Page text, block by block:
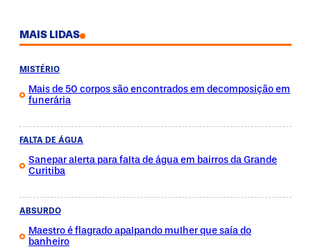
MAIS LIDAS
MISTÉRIO
Mais de 50 corpos são encontrados em decomposição em
funerária
FALTA DE ÁGUA
Sanepar alerta para falta de água em bairros da Grande
Curitiba
ABSURDO
Maestro é flagrado apalpando mulher que saía do
banheiro